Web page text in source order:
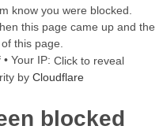
know you were blocked.
this page came up and the
this page.
• Your IP: Click to reveal
by Cloudflare
blocked